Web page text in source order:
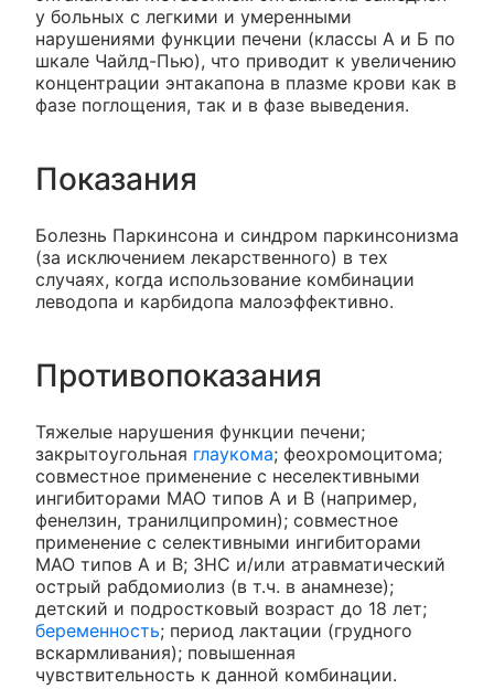
у больных с легкими и умеренными
нарушениями функции печени (классы А и Б по
шкале Чайлд-Пью), что приводит к увеличению
концентрации энтакапона в плазме крови как в
фазе поглощения, так и в фазе выведения.
Показания
Болезнь Паркинсона и синдром паркинсонизма
(за исключением лекарственного) в тех
случаях, когда использование комбинации
леводопа и карбидопа малоэффективно.
Противопоказания
Тяжелые нарушения функции печени;
закрытоугольная глаукома; феохромоцитома;
совместное применение с неселективными
ингибиторами МАО типов А и В (например,
фенелзин, транилципромин); совместное
применение с селективными ингибиторами
МАО типов А и В; ЗНС и/или атравматический
острый рабдомиолиз (в т.ч. в анамнезе);
детский и подростковый возраст до 18 лет;
беременность; период лактации (грудного
вскармливания); повышенная
чувствительность к данной комбинации.